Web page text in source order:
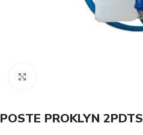
POSTE PROKLYN